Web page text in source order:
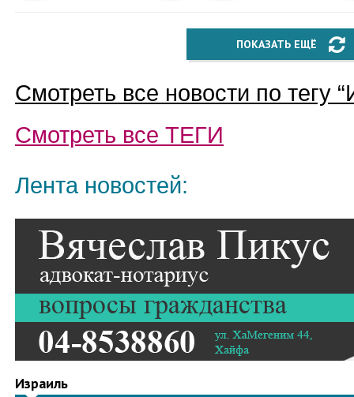
ПОКАЗАТЬ ЕЩЁ
Смотреть все новости по тегу “
Смотреть все ТЕГИ
Лента новостей:
Израиль